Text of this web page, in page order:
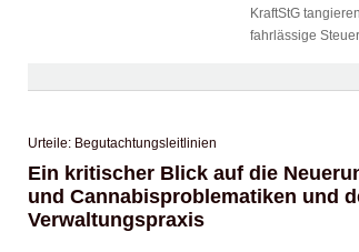
KraftStG
fahrlässige
Urteile: Begutachtungsleitlinien
Ein kritischer Blick auf die
und Cannabisproblematiken und
Verwaltungspraxis